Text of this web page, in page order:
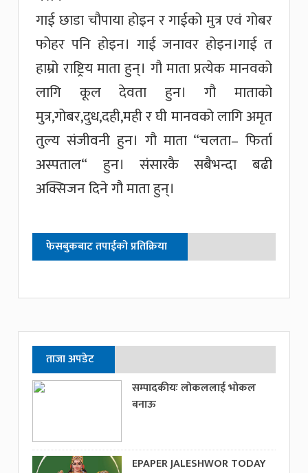
गाई छाडा चौपाया होइन र गाईको मुत्र एवं गोबर
फोहर पनि होइन। गाई जनावर होइन।गाई त
हाम्रो राष्ट्रिय माता हुन्। गौ माता प्रत्येक मानवको
लागि कूल देवता हुन। गौ माताको
मुत्र,गोबर,दुध,दही,मही र घी मानवको लागि अमृत
तुल्य संजीवनी हुन। गौ माता “चलता– फिर्ता
अस्पताल“ हुन। संसारकै सबैभन्दा बढी
अक्सिजन दिने गौ माता हुन्।
फेसबुकबाट तपाईको प्रतिक्रिया
ताजा अपडेट
सम्पादकीयः लोकललाई भोकल
बनाऊ
EPAPER JALESHWOR TODAY